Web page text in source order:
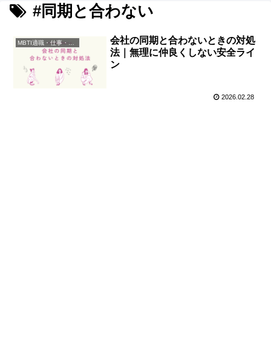
#同期と合わない
MBTI適職・仕事・資格
会社の同期と合わないときの対処
法｜無理に仲良くしない安全ライ
ン
2026.02.28